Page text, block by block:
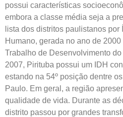
possui características
embora a classe média seja a
lista dos distritos paulistanos
Humano, gerada no ano de
Trabalho de Desenvolvimento
2007, Pirituba possui um IDH
estando na 54º posição dentre
Paulo. Em geral, a região
qualidade de vida. Durante as
distrito passou por grandes